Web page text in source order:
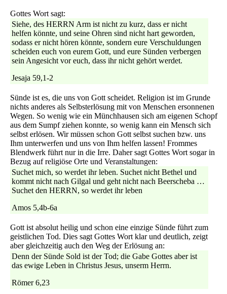
Gottes Wort sagt:
Siehe, des HERRN Arm ist nicht zu kurz, dass er nicht
helfen könnte, und seine Ohren sind nicht hart geworden,
sodass er nicht hören könnte, sondern eure Verschuldungen
scheiden euch von eurem Gott, und eure Sünden verbergen
sein Angesicht vor euch, dass ihr nicht gehört werdet.
Jesaja 59,1-2
Sünde ist es, die uns von Gott scheidet. Religion ist im Grunde
nichts anderes als Selbsterlösung mit von Menschen ersonnenen
Wegen. So wenig wie ein Münchhausen sich am eigenen Schopf
aus dem Sumpf ziehen konnte, so wenig kann ein Mensch sich
selbst erlösen. Wir müssen schon Gott selbst suchen bzw. uns
Ihm unterwerfen und uns von Ihm helfen lassen! Frommes
Blendwerk führt nur in die Irre. Daher sagt Gottes Wort sogar in
Bezug auf religiöse Orte und Veranstaltungen:
Suchet mich, so werdet ihr leben. Suchet nicht Bethel und
kommt nicht nach Gilgal und geht nicht nach Beerscheba …
Suchet den HERRN, so werdet ihr leben
Amos 5,4b-6a
Gott ist absolut heilig und schon eine einzige Sünde führt zum
geistlichen Tod. Dies sagt Gottes Wort klar und deutlich, zeigt
aber gleichzeitig auch den Weg der Erlösung an:
Denn der Sünde Sold ist der Tod; die Gabe Gottes aber ist
das ewige Leben in Christus Jesus, unserm Herrn.
Römer 6,23